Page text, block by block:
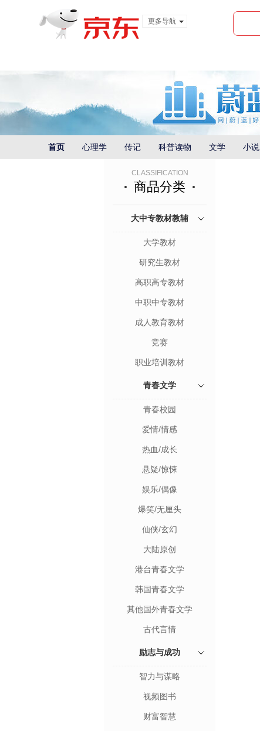
更多导航
首页 心理学 传记 科普读物 文学 小说
CLASSIFICATION
商品分类
大中专教材教辅
大学教材
研究生教材
高职高专教材
中职中专教材
成人教育教材
竞赛
职业培训教材
青春文学
青春校园
爱情/情感
热血/成长
悬疑/惊悚
娱乐/偶像
爆笑/无厘头
仙侠/玄幻
大陆原创
港台青春文学
韩国青春文学
其他国外青春文学
古代言情
励志与成功
智力与谋略
视频图书
财富智慧